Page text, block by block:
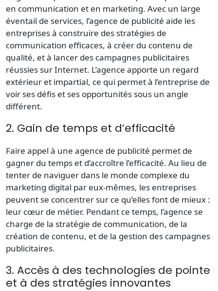
en communication et en marketing. Avec un large
éventail de services, l’agence de publicité aide les
entreprises à construire des stratégies de
communication efficaces, à créer du contenu de
qualité, et à lancer des campagnes publicitaires
réussies sur Internet. L’agence apporte un regard
extérieur et impartial, ce qui permet à l’entreprise de
voir ses défis et ses opportunités sous un angle
différent.
2. Gain de temps et d’efficacité
Faire appel à une agence de publicité permet de
gagner du temps et d’accroître l’efficacité. Au lieu de
tenter de naviguer dans le monde complexe du
marketing digital par eux-mêmes, les entreprises
peuvent se concentrer sur ce qu’elles font de mieux :
leur cœur de métier. Pendant ce temps, l’agence se
charge de la stratégie de communication, de la
création de contenu, et de la gestion des campagnes
publicitaires.
3. Accès à des technologies de pointe
et à des stratégies innovantes